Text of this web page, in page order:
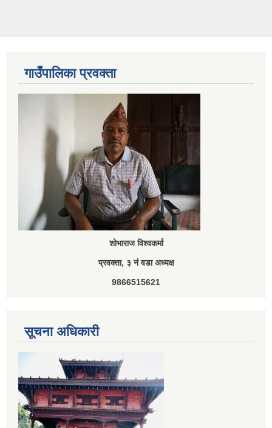
गाउँपालिका प्रवक्ता
शोभाराज विश्वकर्मा
प्रवक्ता, ३ नं वडा अध्यक्ष
9866515621
सूचना अधिकारी